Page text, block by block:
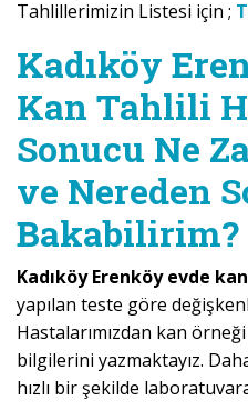
Tahlillerimizin Listesi için ;
Kadıköy
Kan Tahlili
Sonucu Ne
ve Nereden
Bakabilirim?
Kadıköy Erenköy evde
yapılan teste göre
Hastalarımızdan kan
bilgilerini yazmaktayız.
hızlı bir şekilde